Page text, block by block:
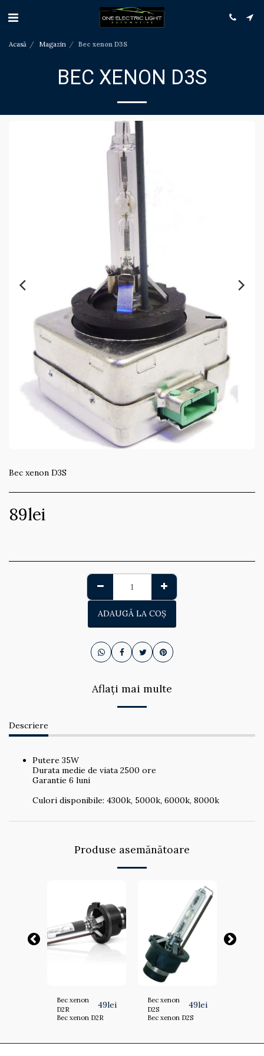
Acasă Magazin Bec xenon D3S
BEC XENON D3S
Bec xenon D3S
89lei
ADAUGĂ LA COŞ
Aflați mai multe
Descriere
Putere 35W
Durata medie de viata 2500 ore
Garantie 6 luni
Culori disponibile: 4300k, 5000k, 6000k, 8000k
Produse asemănătoare
Bec xenon
D2R
49lei
Bec xenon D2R
Bec xenon
D2S
49lei
Bec xenon D2S